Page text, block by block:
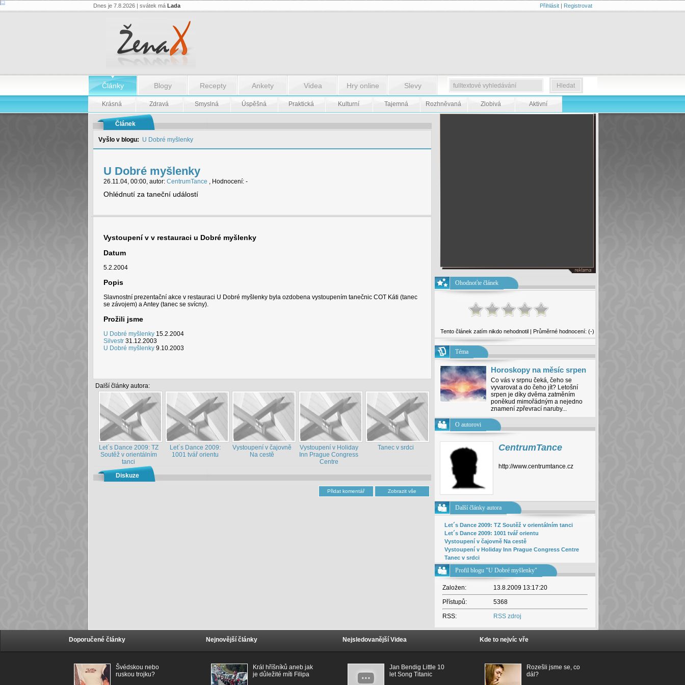
U
Dnes je 7.8.2026 | svátek má Lada Přihlásit| Registrovat
Články Blogy Recepty Ankety Videa Hry online Slevy
Krásná Zdravá Smyslná Úspěšná Praktická Kulturní Tajemná Rozhněvaná Zlobivá Aktivní
Článek
Vyšlo v blogu: U Dobré myšlenky
U Dobré myšlenky
26.11.04, 00:00, autor: CentrumTance , Hodnocení: -
Ohlédnutí za taneční událostí
Vystoupení v v restauraci u Dobré myšlenky
Datum
5.2.2004
Popis
Slavnostní prezentační akce v restauraci U Dobré myšlenky byla ozdobena vystoupením tanečnic COT Káti (tanec
se závojem) a Antey (tanec se svícny).
Prožili jsme
U Dobré myšlenky15.2.2004
Silvestr31.12.2003
U Dobré myšlenky9.10.2003
Další články autora:
Let´s Dance 2009: TZ
Soutěž v orientálním
tanci
Let´s Dance 2009:
1001 tvář orientu
Vystoupení v čajovně
Na cestě
Vystoupení v Holiday
Inn Prague Congress
Centre
Tanec v srdci
Diskuze
Ohodnoťte článek
Tento článek zatím nikdo nehodnotil | Průměrné hodnocení: (-)
Téma
Horoskopy na měsíc srpen
Co vás v srpnu čeká, čeho se
vyvarovat a do čeho jít? Letošní
srpen je díky dvěma zatměním
poněkud mimořádným a nejedno
znamení zpřevrací naruby...
O autorovi
CentrumTance
http://www.centrumtance.cz
Další články autora
Let´s Dance 2009: TZ Soutěž v orientálním tanci
Let´s Dance 2009: 1001 tvář orientu
Vystoupení v čajovně Na cestě
Vystoupení v Holiday Inn Prague Congress Centre
Tanec v srdci
Profil blogu "U Dobré myšlenky"
Založen:
13.8.2009 13:17:20
Přístupů:
5368
RSS:
RSS zdroj
Doporučené články
Švédskou nebo
ruskou trojku?
Nejnovější články
Král hříšníků aneb jak
je důležité míti Filipa
Nejsledovanější Videa
Jan Bendig Little 10
let Song Titanic
Kde to nejvíc vře
Rozešli jsme se, co
dál?